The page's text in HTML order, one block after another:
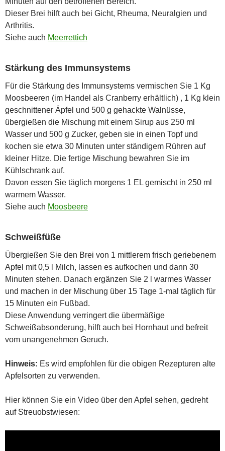
Dieser Brei hilft auch bei Gicht, Rheuma, Neuralgien und
Arthritis.
Siehe auch Meerrettich
Stärkung des Immunsystems
Für die Stärkung des Immunsystems vermischen Sie 1 Kg
Moosbeeren (im Handel als Cranberry erhältlich) , 1 Kg klein
geschnittener Äpfel und 500 g gehackte Walnüsse,
übergießen die Mischung mit einem Sirup aus 250 ml
Wasser und 500 g Zucker, geben sie in einen Topf und
kochen sie etwa 30 Minuten unter ständigem Rühren auf
kleiner Hitze. Die fertige Mischung bewahren Sie im
Kühlschrank auf.
Davon essen Sie täglich morgens 1 EL gemischt in 250 ml
warmem Wasser.
Siehe auch Moosbeere
Schweißfüße
Übergießen Sie den Brei von 1 mittlerem frisch geriebenem
Apfel mit 0,5 l Milch, lassen es aufkochen und dann 30
Minuten stehen. Danach ergänzen Sie 2 l warmes Wasser
und machen in der Mischung über 15 Tage 1-mal täglich für
15 Minuten ein Fußbad.
Diese Anwendung verringert die übermäßige
Schweißabsonderung, hilft auch bei Hornhaut und befreit
vom unangenehmen Geruch.
Hinweis: Es wird empfohlen für die obigen Rezepturen alte
Apfelsorten zu verwenden.
Hier können Sie ein Video über den Apfel sehen, gedreht
auf Streuobstwiesen: